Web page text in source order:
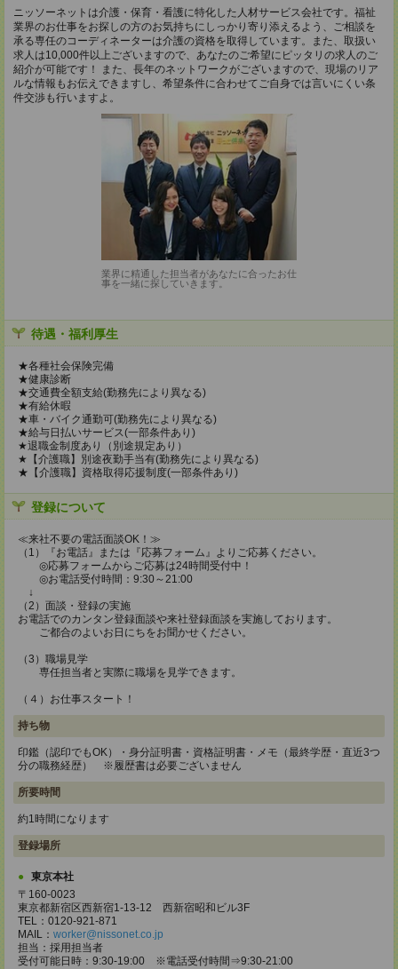
ニッソーネットは介護・保育・看護に特化した人材サービス会社です。福祉
業界のお仕事をお探しの方のお気持ちにしっかり寄り添えるよう、ご相談を
承る専任のコーディネーターは介護の資格を取得しています。また、取扱い
求人は10,000件以上ございますので、あなたのご希望にピッタリの求人のご
紹介が可能です！ また、長年のネットワークがございますので、現場のリア
ルな情報もお伝えできますし、希望条件に合わせてご自身では言いにくい条
件交渉も行いますよ。
業界に精通した担当者があなたに合ったお仕
事を一緒に探していきます。
待遇・福利厚生
★各種社会保険完備
★健康診断
★交通費全額支給(勤務先により異なる)
★有給休暇
★車・バイク通勤可(勤務先により異なる)
★給与日払いサービス(一部条件あり)
★退職金制度あり（別途規定あり）
★【介護職】別途夜勤手当有(勤務先により異なる)
★【介護職】資格取得応援制度(一部条件あり)
登録について
≪来社不要の電話面談OK！≫
（1）『お電話』または『応募フォーム』よりご応募ください。
◎応募フォームからご応募は24時間受付中！
◎お電話受付時間：9:30～21:00
↓
（2）面談・登録の実施
お電話でのカンタン登録面談や来社登録面談を実施しております。
ご都合のよいお日にちをお聞かせください。
（3）職場見学
専任担当者と実際に職場を見学できます。
（４）お仕事スタート！
持ち物
印鑑（認印でもOK）・身分証明書・資格証明書・メモ（最終学歴・直近3つ
分の職務経歴） ※履歴書は必要ございません
所要時間
約1時間になります
登録場所
東京本社
〒160-0023
東京都新宿区西新宿1-13-12 西新宿昭和ビル3F
TEL：0120-921-871
MAIL： worker@nissonet.co.jp
担当：採用担当者
受付可能日時：9:30-19:00 ※電話受付時間⇒9:30-21:00